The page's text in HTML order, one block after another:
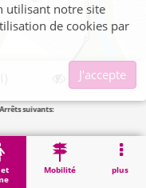
Mobilité plus
Brückenkopf-Park (POI)
utilisant notre site
de cookies par
J'accepte